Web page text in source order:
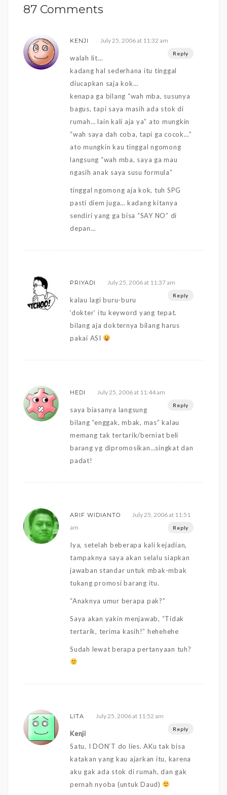
87 Comments
KENJI July 25, 2006 at 11:32 am
Reply
walah lit…
kadang hal sederhana itu tinggal
diucapkan saja kok…
kenapa ga bilang “wah mba, susunya
bagus, tapi saya masih ada stok di
rumah… lain kali aja ya” ato mungkin
“wah saya dah coba, tapi ga cocok…”
ato mungkin kau tinggal ngomong
langsung “wah mba, saya ga mau
ngasih anak saya susu formula”
tinggal ngomong aja kok, tuh SPG
pasti diem juga… kadang kitanya
sendiri yang ga bisa “SAY NO” di
depan…
PRIYADI July 25, 2006 at 11:37 am
Reply
kalau lagi buru-buru
‘dokter’ itu keyword yang tepat.
bilang aja dokternya bilang harus
pakai ASI
HEDI July 25, 2006 at 11:44 am
Reply
saya biasanya langsung
bilang “enggak, mbak, mas” kalau
memang tak tertarik/berniat beli
barang yg dipromosikan…singkat dan
padat!
ARIF WIDIANTO
July 25, 2006 at 11:51
am
Reply
Iya, setelah beberapa kali kejadian,
tampaknya saya akan selalu siapkan
jawaban standar untuk mbak-mbak
tukang promosi barang itu.
“Anaknya umur berapa pak?”
Saya akan yakin menjawab, “Tidak
tertarik, terima kasih!” hehehehe
Sudah lewat berapa pertanyaan tuh?
LITA July 25, 2006 at 11:52 am
Reply
Kenji
Satu, I DON’T do lies. AKu tak bisa
katakan yang kau ajarkan itu, karena
aku gak ada stok di rumah, dan gak
pernah nyoba (untuk Daud)